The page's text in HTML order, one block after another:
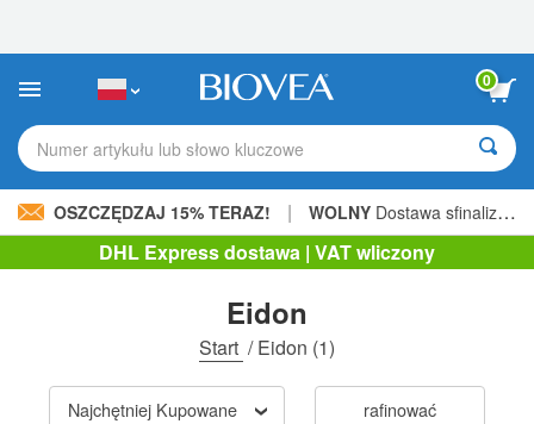
strona
internetowa
zawiera
ułatwień
dostępu.
0
Numer artykułu lub słowo kluczowe
OSZCZĘDZAJ 15% TERAZ! | WOLNY Dostawa sfinalizowana 205,00 zł »
DHL Express dostawa | VAT wliczony
Eidon
Start /Eidon (1)
Najchętniej Kupowane rafinować